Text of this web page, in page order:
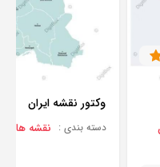
وکتور نقشه ایران
دسته بندی : نقشه ها